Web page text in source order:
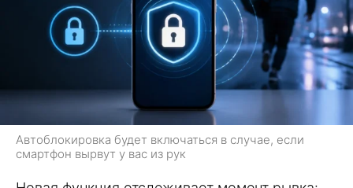
Автоблокировка будет включаться в случае, если
смартфон вырвут у вас из рук